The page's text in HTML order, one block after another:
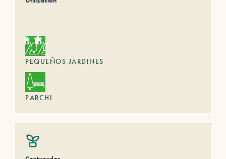
PEQUEÑOS JARDINES
PARCHI